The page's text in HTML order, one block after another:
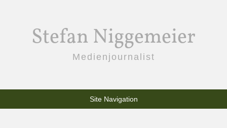
Stefan Niggemeier
Medienjournalist
Site Navigation